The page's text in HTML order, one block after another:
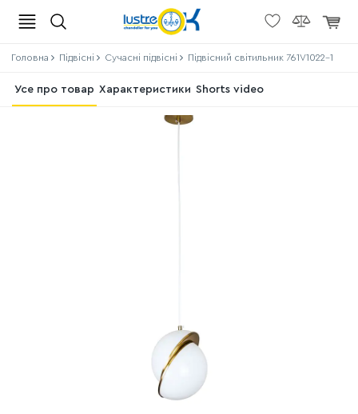
Головна Підвісні Сучасні підвісні Підвісний світильник 761V1022-1
Усе про товар Характеристики Shorts video